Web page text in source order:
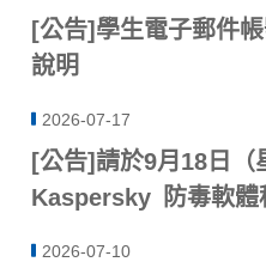
[公告]學生電子郵件
說明
2026-07-17
[公告]請於9月18日（
Kaspersky 防毒軟體
2026-07-10